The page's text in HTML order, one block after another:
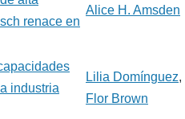
renace en
Alice H. Amsden
industria
Lilia Domínguez,
Flor Brown